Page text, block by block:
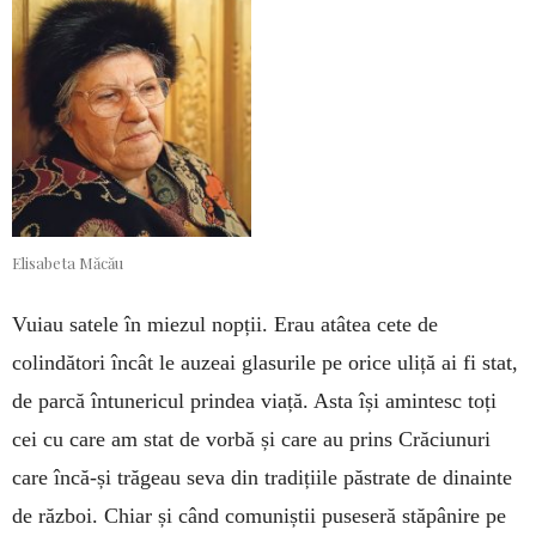
Elisabeta Măcău
Vuiau satele în miezul nopții. Erau atâtea cete de
colindători încât le auzeai glasurile pe orice uliță ai fi stat,
de parcă întunericul prindea viață. Asta își amintesc toți
cei cu care am stat de vorbă și care au prins Crăciunuri
care încă-și trăgeau seva din tradițiile păstrate de dinainte
de război. Chiar și când comuniștii puseseră stăpânire pe